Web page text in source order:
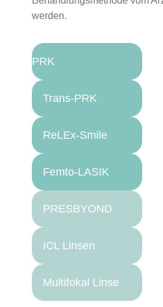
werden.
PRK
Trans-PRK
ReLEx-Smile
Femto-LASIK
PRESBYOND
ICL Linsen
Multifokal Linse